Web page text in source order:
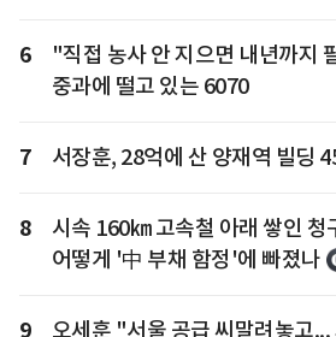
6
"직접 농사 안 지으면 내년까지
중과에 떨고 있는 6070
7 서장훈, 28억에 산 양재역 빌딩
8
시속 160㎞ 고속철 아래 쌓인
어떻게 '中 부채 함정'에 빠졌나
9 오세훈 "서울 공급 씨말려놓고